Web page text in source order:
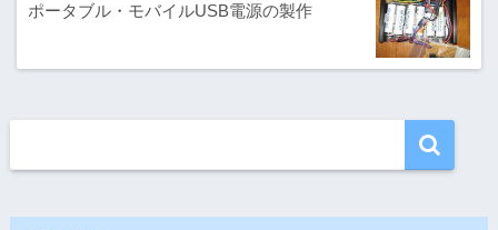
ポータブル・モバイルUSB電源の製作